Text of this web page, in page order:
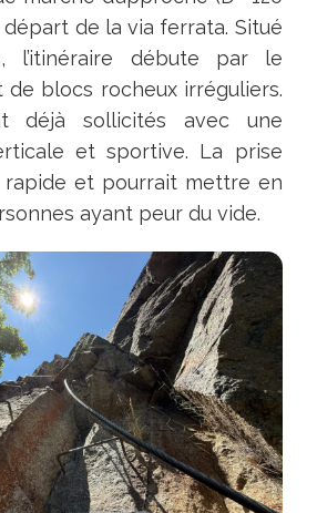
de la via ferrata. Situé
l’itinéraire débute par le
de blocs rocheux irréguliers.
déjà sollicités avec une
et sportive. La prise
et pourrait mettre en
ayant peur du vide.